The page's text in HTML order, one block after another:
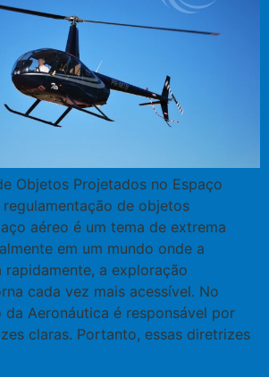
Objetos Projetados no Espaço
de objetos
aéreo é um tema de extrema
em um mundo onde a
a exploração
cada vez mais acessível. No
da Aeronáutica é responsável por
claras. Portanto, essas diretrizes